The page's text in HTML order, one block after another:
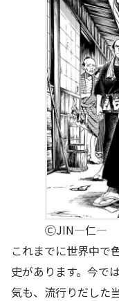
ⒸJIN―仁―
これまでに世界中で
史があります。今で
気も、流行りだした